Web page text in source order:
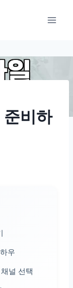
준비하
우
널 선택